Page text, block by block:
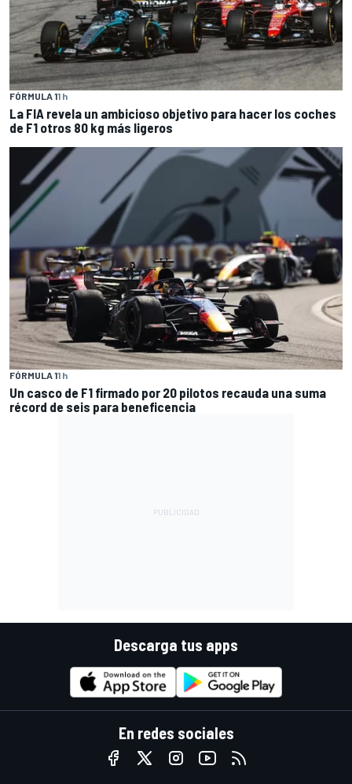
FÓRMULA 11 h
La FIA revela un ambicioso objetivo para hacer los coches
de F1 otros 80 kg más ligeros
FÓRMULA 11 h
Un casco de F1 firmado por 20 pilotos recauda una suma
récord de seis para beneficencia
Descarga tus apps
En redes sociales